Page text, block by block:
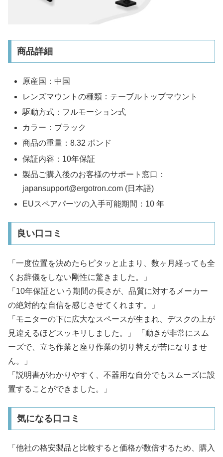
商品詳細
原産国：中国
レンズマウントの種類：テーブルトップマウント
駆動方式：フルモーション式
カラー：ブラック
商品の重量：8.32 ポンド
保証内容：10年保証
製品ご購入後のお客様のサポート窓口：
japansupport@ergotron.com (日本語)
EUスペアパーツの入手可能期間：10 年
良い口コミ
「一度位置を決めたらピタッと止まり、数ヶ月経っても全
くお辞儀をしない剛性に驚きました。」
「10年保証という期間の長さが、品質に対するメーカー
の絶対的な自信を感じさせてくれます。」
「モニターの下に広大なスペースが生まれ、デスクの上が
見違えるほどスッキリしました。」 「動きが非常にスム
ーズで、立ち作業と座り作業の切り替えが苦になりませ
ん。」
「説明書がわかりやすく、不器用な自分でもスムーズに設
置することができました。」
気になる口コミ
「他社の格安製品と比較すると価格が数倍するため、購入